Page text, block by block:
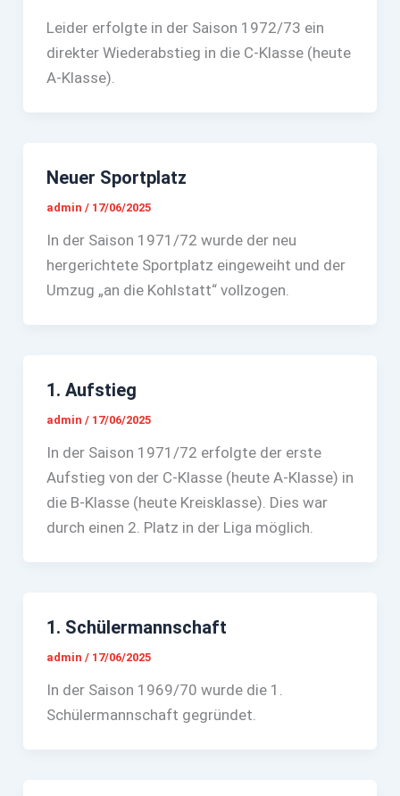
Leider erfolgte in der Saison 1972/73 ein
direkter Wiederabstieg in die C-Klasse (heute
A-Klasse).
Neuer Sportplatz
admin / 17/06/2025
In der Saison 1971/72 wurde der neu
hergerichtete Sportplatz eingeweiht und der
Umzug „an die Kohlstatt“ vollzogen.
1. Aufstieg
admin / 17/06/2025
In der Saison 1971/72 erfolgte der erste
Aufstieg von der C-Klasse (heute A-Klasse) in
die B-Klasse (heute Kreisklasse). Dies war
durch einen 2. Platz in der Liga möglich.
1. Schülermannschaft
admin / 17/06/2025
In der Saison 1969/70 wurde die 1.
Schülermannschaft gegründet.